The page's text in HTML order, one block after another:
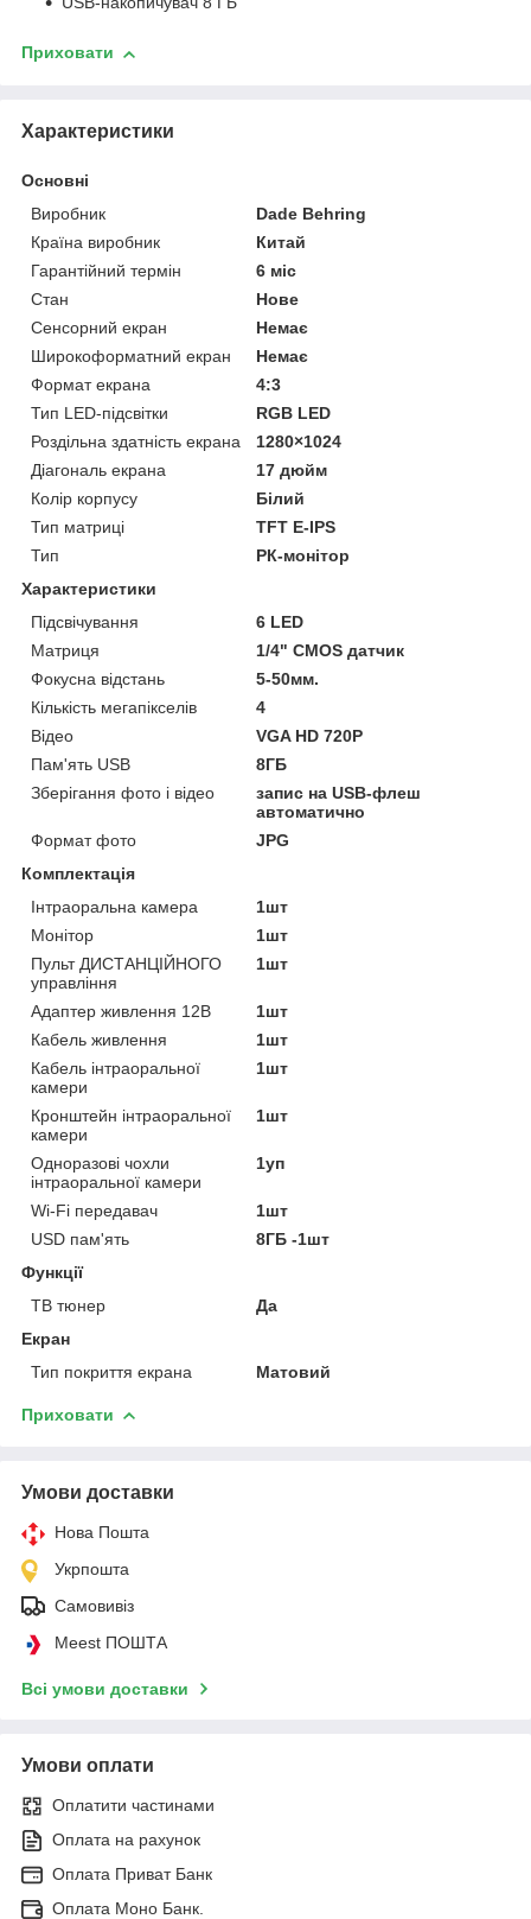
Приховати
Характеристики
Основні
Виробник
Dade Behring
Країна виробник
Китай
Гарантійний термін
6 міс
Стан
Нове
Сенсорний екран
Немає
Широкоформатний екран
Немає
Формат екрана
4:3
Тип LED-підсвітки
RGB LED
Роздільна здатність екрана
1280×1024
Діагональ екрана
17 дюйм
Колір корпусу
Білий
Тип матриці
TFT E-IPS
Тип
РК-монітор
Характеристики
Підсвічування
6 LED
Матриця
1/4" CMOS датчик
Фокусна відстань
5-50мм.
Кількість мегапікселів
4
Відео
VGA HD 720P
Пам'ять USB
8ГБ
Зберігання фото і відео
запис на USB-флеш
автоматично
Формат фото
JPG
Комплектація
Інтраоральна камера
1шт
Монітор
1шт
Пульт ДИСТАНЦІЙНОГО
управління
1шт
Адаптер живлення 12В
1шт
Кабель живлення
1шт
Кабель інтраоральної
камери
1шт
Кронштейн інтраоральної
камери
1шт
Одноразові чохли
інтраоральної камери
1уп
Wi-Fi передавач
1шт
USD пам'ять
8ГБ -1шт
Функції
ТВ тюнер
Да
Екран
Тип покриття екрана
Матовий
Приховати
Умови доставки
Нова Пошта
Укрпошта
Самовивіз
Meest ПОШТА
Всі умови доставки
Умови оплати
Оплатити частинами
Оплата на рахунок
Оплата Приват Банк
Оплата Моно Банк.